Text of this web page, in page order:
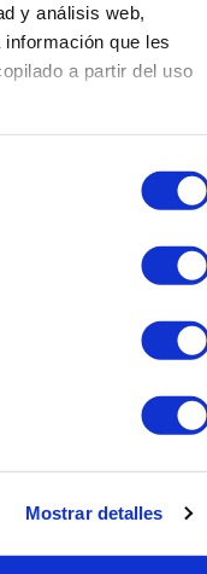
y análisis web,
que les
a partir del uso
Mostrar detalles
holu seient